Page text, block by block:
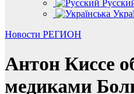
Новости РЕГИОН
Антон Киссе
медиками